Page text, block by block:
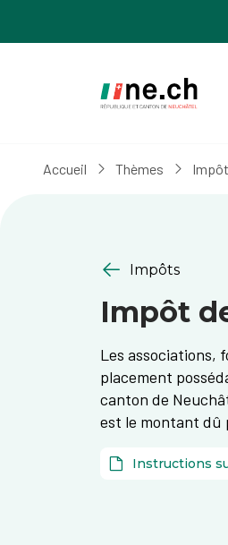
Accueil Thèmes
Impôts
Impôt
Les associations,
placement
canton de
est le montant dû